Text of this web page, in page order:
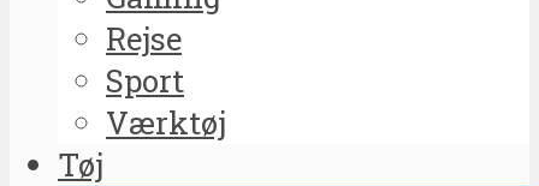
Rejse
Sport
Værktøj
Tøj